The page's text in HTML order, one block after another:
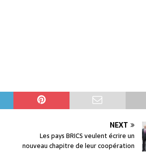
NEXT
Les pays BRICS veulent écrire un
nouveau chapitre de leur coopération